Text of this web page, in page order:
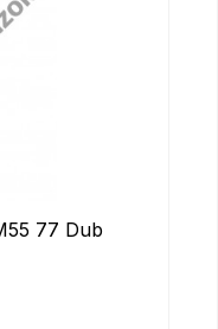
77 Dub